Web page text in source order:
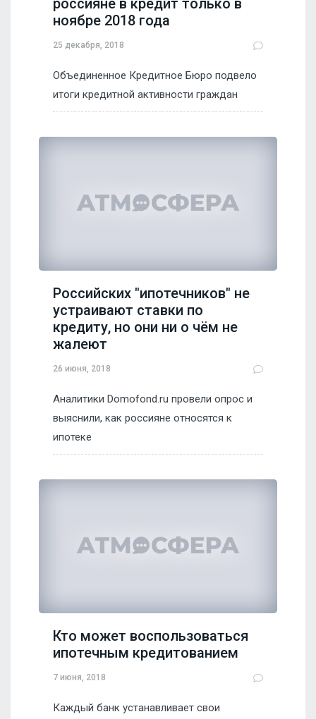
ноябре 2018 года
25 декабря, 2018
Объединенное Кредитное Бюро подвело
итоги кредитной активности граждан
Российских "ипотечников" не
устраивают ставки по
кредиту, но они ни о чём не
жалеют
26 июня, 2018
Аналитики Domofond.ru провели опрос и
выяснили, как россияне относятся к
ипотеке
Кто может воспользоваться
ипотечным кредитованием
7 июня, 2018
Каждый банк устанавливает свои